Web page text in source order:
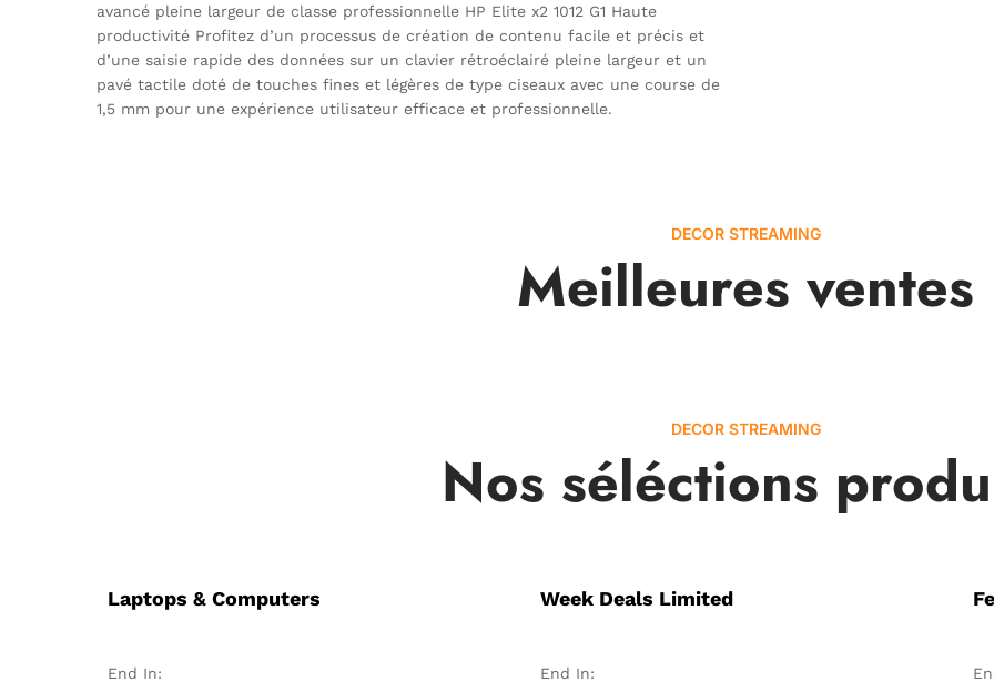
avancé pleine largeur de classe professionnelle HP Elite x2 1012 G1 Haute
productivité Profitez d’un processus de création de contenu facile et précis et
d’une saisie rapide des données sur un clavier rétroéclairé pleine largeur et un
pavé tactile doté de touches fines et légères de type ciseaux avec une course de
1,5 mm pour une expérience utilisateur efficace et professionnelle.
DECOR STREAMING
Meilleures ventes
DECOR STREAMING
Nos séléctions
Laptops & Computers
End In:
Week Deals Limited
End In: